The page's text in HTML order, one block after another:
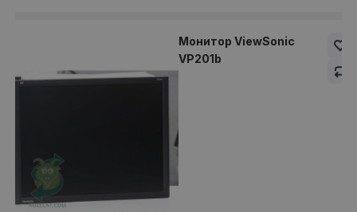
Монитор ViewSonic
VP201b